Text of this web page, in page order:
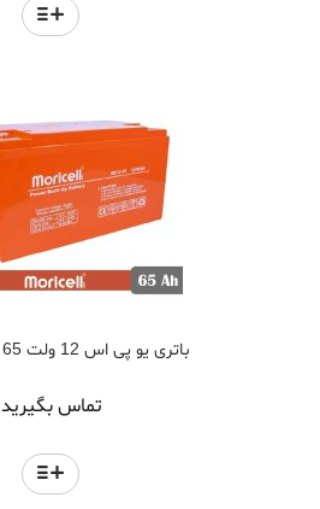
باتری یو پی اس 12 ولت 65 آمپر موریسل
تماس بگیرید